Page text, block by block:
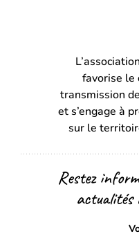
favorise le
transmission
et s’engage à
sur le
Restez
actualités